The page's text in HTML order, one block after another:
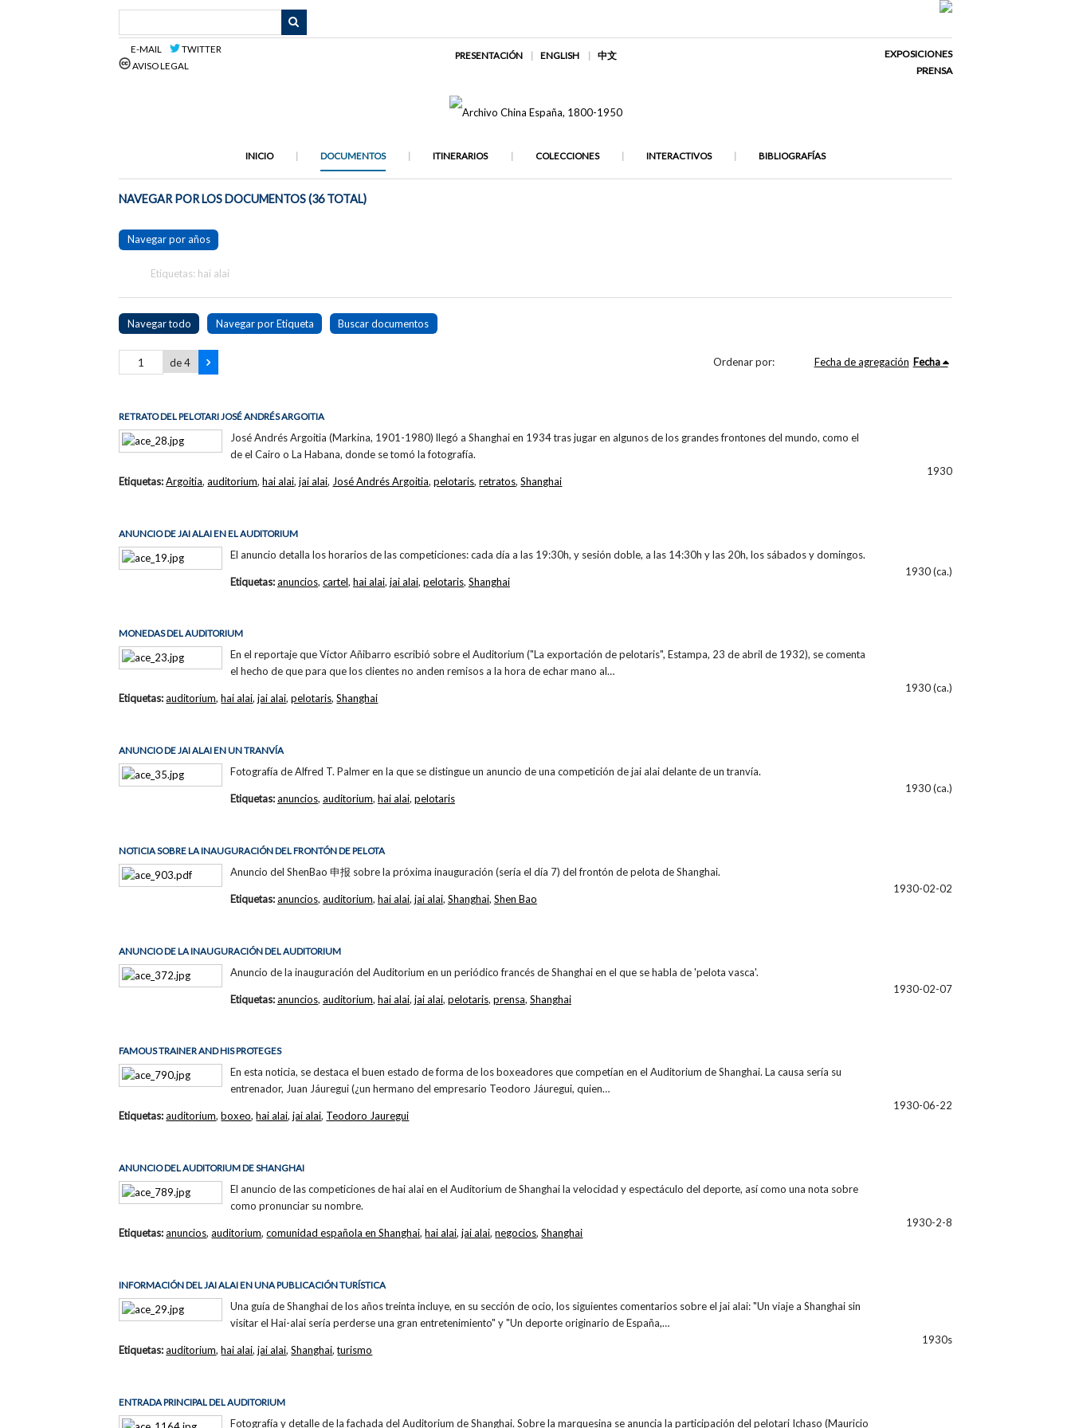
E-MAIL
TWITTER
AVISO LEGAL
PRESENTACIÓN ENGLISH 中文
EXPOSICIONES
PRENSA
INICIO DOCUMENTOS ITINERARIOS COLECCIONES INTERACTIVOS BIBLIOGRAFÍAS
NAVEGAR POR LOS DOCUMENTOS (36 TOTAL)
Navegar por años
Etiquetas: hai alai
Navegar todo Navegar por Etiqueta Buscar documentos
de 4 Ordenar por: Fecha de agregación Fecha
RETRATO DEL PELOTARI JOSÉ ANDRÉS ARGOITIA
José Andrés Argoitia (Markina, 1901-1980) llegó a Shanghai en 1934 tras jugar en algunos de los grandes frontones del mundo, como el
de el Cairo o La Habana, donde se tomó la fotografía.
1930
Etiquetas:Argoitia,auditorium,hai alai,jai alai, José Andrés Argoitia,pelotaris,retratos,Shanghai
ANUNCIO DE JAI ALAI EN EL AUDITORIUM
El anuncio detalla los horarios de las competiciones: cada día a las 19:30h, y sesión doble, a las 14:30h y las 20h, los sábados y domingos.
1930 (ca.)
Etiquetas:anuncios, cartel, hai alai, jai alai, pelotaris, Shanghai
MONEDAS DEL AUDITORIUM
En el reportaje que Víctor Añibarro escribió sobre el Auditorium ("La exportación de pelotaris", Estampa, 23 de abril de 1932), se comenta
el hecho de que para que los clientes no anden remisos a la hora de echar mano al…
1930 (ca.)
Etiquetas:auditorium,hai alai,jai alai,pelotaris,Shanghai
ANUNCIO DE JAI ALAI EN UN TRANVÍA
Fotografía de Alfred T. Palmer en la que se distingue un anuncio de una competición de jai alai delante de un tranvía.
1930 (ca.)
Etiquetas:anuncios, auditorium, hai alai, pelotaris
NOTICIA SOBRE LA INAUGURACIÓN DEL FRONTÓN DE PELOTA
Anuncio del ShenBao 申报 sobre la próxima inauguración (sería el día 7) del frontón de pelota de Shanghai.
1930-02-02
Etiquetas:anuncios, auditorium, hai alai, jai alai, Shanghai, Shen Bao
ANUNCIO DE LA INAUGURACIÓN DEL AUDITORIUM
Anuncio de la inauguración del Auditorium en un periódico francés de Shanghai en el que se habla de 'pelota vasca'.
1930-02-07
Etiquetas:anuncios, auditorium, hai alai, jai alai, pelotaris, prensa, Shanghai
FAMOUS TRAINER AND HIS PROTEGES
En esta noticia, se destaca el buen estado de forma de los boxeadores que competían en el Auditorium de Shanghai. La causa sería su
entrenador, Juan Jáuregui (¿un hermano del empresario Teodoro Jáuregui, quien…
1930-06-22
Etiquetas:auditorium,boxeo,hai alai,jai alai, Teodoro Jauregui
ANUNCIO DEL AUDITORIUM DE SHANGHAI
El anuncio de las competiciones de hai alai en el Auditorium de Shanghai la velocidad y espectáculo del deporte, así como una nota sobre
como pronunciar su nombre.
1930-2-8
Etiquetas:anuncios,auditorium,comunidad española en Shanghai,hai alai,jai alai,negocios,Shanghai
INFORMACIÓN DEL JAI ALAI EN UNA PUBLICACIÓN TURÍSTICA
Una guía de Shanghai de los años treinta incluye, en su sección de ocio, los siguientes comentarios sobre el jai alai: "Un viaje a Shanghai sin
visitar el Hai-alai sería perderse una gran entretenimiento" y "Un deporte originario de España,…
1930s
Etiquetas:auditorium,hai alai,jai alai,Shanghai,turismo
ENTRADA PRINCIPAL DEL AUDITORIUM
Fotografía y detalle de la fachada del Auditorium de Shanghai. Sobre la marquesina se anuncia la participación del pelotari Ichaso (Mauricio